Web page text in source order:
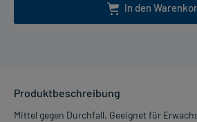
In den
Produktbeschreibung
Mittel gegen Durchfall. Geeignet für